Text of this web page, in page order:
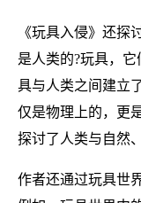
《玩具入侵》还探
是人类的?玩具，
具与人类之间建立
仅是物理上的，更
探讨了人类与自然
作者还通过玩具世